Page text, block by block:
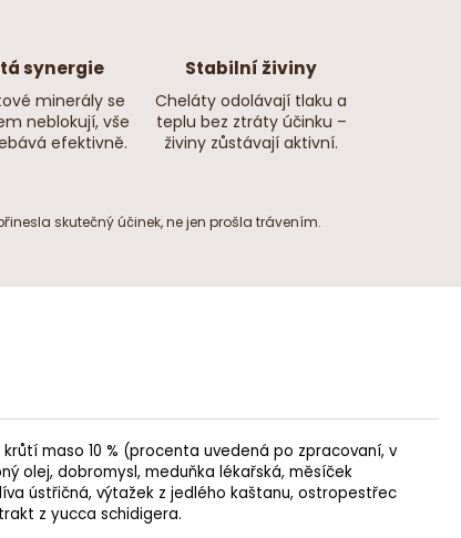
synergie
minerály se
neblokují, vše
efektivně.
Stabilní živiny
Cheláty odolávají tlaku a
teplu bez ztráty účinku –
živiny zůstávají aktivní.
skutečný účinek, ne jen prošla trávením.
maso 10 % (procenta uvedená po zpracovaní, v
olej, dobromysl, meduňka lékařská, měsíček
ústřičná, výtažek z jedlého kaštanu, ostropestřec
z yucca schidigera.